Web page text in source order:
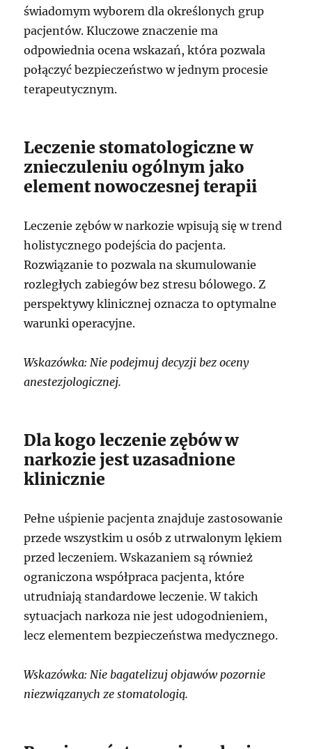
świadomym wyborem dla określonych grup
pacjentów. Kluczowe znaczenie ma
odpowiednia ocena wskazań, która pozwala
połączyć bezpieczeństwo w jednym procesie
terapeutycznym.
Leczenie stomatologiczne w
znieczuleniu ogólnym jako
element nowoczesnej terapii
Leczenie zębów w narkozie wpisują się w trend
holistycznego podejścia do pacjenta.
Rozwiązanie to pozwala na skumulowanie
rozległych zabiegów bez stresu bólowego. Z
perspektywy klinicznej oznacza to optymalne
warunki operacyjne.
Wskazówka: Nie podejmuj decyzji bez oceny
anestezjologicznej.
Dla kogo leczenie zębów w
narkozie jest uzasadnione
klinicznie
Pełne uśpienie pacjenta znajduje zastosowanie
przede wszystkim u osób z utrwalonym lękiem
przed leczeniem. Wskazaniem są również
ograniczona współpraca pacjenta, które
utrudniają standardowe leczenie. W takich
sytuacjach narkoza nie jest udogodnieniem,
lecz elementem bezpieczeństwa medycznego.
Wskazówka: Nie bagatelizuj objawów pozornie
niezwiązanych ze stomatologią.